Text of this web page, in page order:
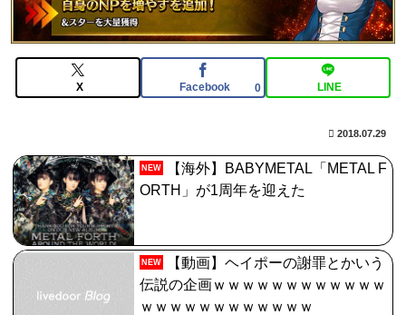
【FGO】水着玉藻 Fate/GrandOrderのイラスト紹介
3986
【FGO】アズライールはお迎えした方がいいのか教えて
クレメンス。アサシン単体最強だがそれだけってどうい
【FGO】絆16のメリットが全然出てこないけど、普通に
石がハチャメチャに貰えるとかそんな感じ？
【FGO】ジャンヌ系にラクシュミーは含まれますか？W
ジル・ド・レェ強化みんなの反応まとめ
【画像】影山優佳さん(25)、下着姿であたシコが止まら
ない
X Facebook 0 LINE
2018.07.29
NEW
【海外】BABYMETAL「METAL F
ORTH」が1周年を迎えた
NEW
【動画】ヘイポーの謝罪とかいう
伝説の企画ｗｗｗｗｗｗｗｗｗｗｗｗ
ｗｗｗｗｗｗｗｗｗｗｗｗ